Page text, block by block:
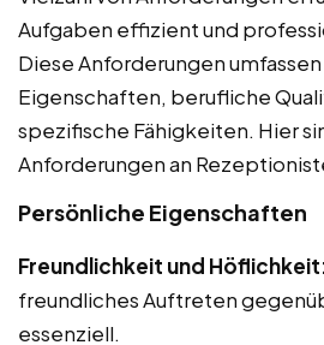
Aufgaben effizient und
Diese Anforderungen
Eigenschaften, berufliche
spezifische Fähigkeiten. Hier
Anforderungen an
Persönliche Eigenschaften
Freundlichkeit und
freundliches Auftreten
essenziell.